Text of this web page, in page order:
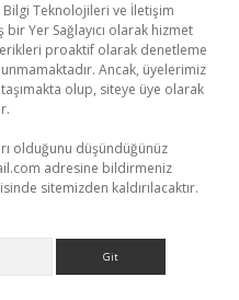
Bilgi Teknolojileri ve İletişim
bir Yer Sağlayıcı olarak hizmet
proaktif olarak denetleme
Ancak, üyelerimiz
olup, siteye üye olarak
olduğunu düşündüğünüz
adresine bildirmeniz
sitemizden kaldırılacaktır.